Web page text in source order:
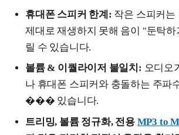
휴대폰 스피커 한계: 작은 스피커는
제대로 재생하지 못해 음이 "둔탁
릴 수 있습니다.
볼륨 & 이퀄라이저 불일치: 오디오
나 휴대폰 스피커와 충돌하는 주파
��� 있습니다.
트리밍, 볼륨 정규화, 전용 MP3 to